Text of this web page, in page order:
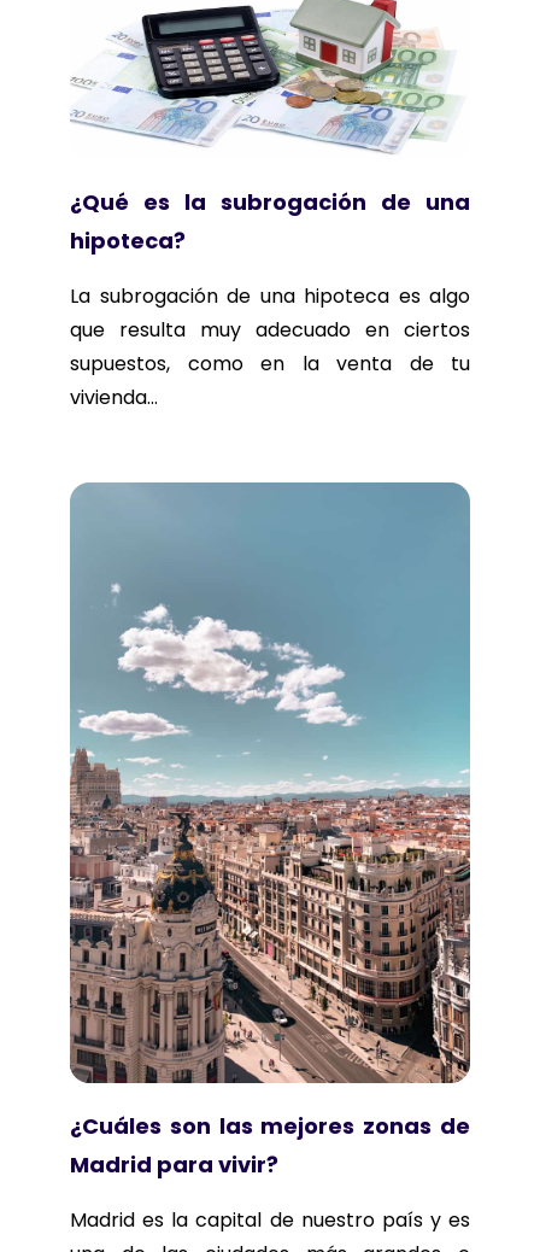
¿Qué es la subrogación de una
hipoteca?
La subrogación de una hipoteca es algo
que resulta muy adecuado en ciertos
supuestos, como en la venta de tu
vivienda...
¿Cuáles son las mejores zonas de
Madrid para vivir?
Madrid es la capital de nuestro país y es